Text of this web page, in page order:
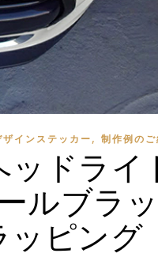
インステッカー, 制作例のご
ドライ
ルブラッ
ピング